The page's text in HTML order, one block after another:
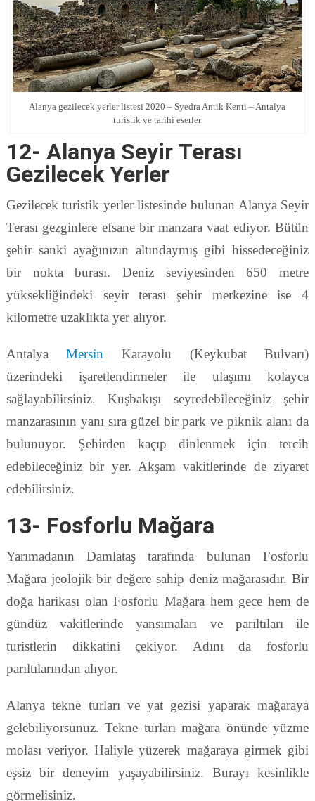
Alanya gezilecek yerler listesi 2020 – Syedra Antik Kenti – Antalya
turistik ve tarihi eserler
12- Alanya Seyir Terası
Gezilecek Yerler
Gezilecek turistik yerler listesinde bulunan Alanya Seyir
Terası gezginlere efsane bir manzara vaat ediyor. Bütün
şehir sanki ayağınızın altındaymış gibi hissedeceğiniz
bir nokta burası. Deniz seviyesinden 650 metre
yüksekliğindeki seyir terası şehir merkezine ise 4
kilometre uzaklıkta yer alıyor.
AntalyaMersin Karayolu (Keykubat Bulvarı)
üzerindeki işaretlendirmeler ile ulaşımı kolayca
sağlayabilirsiniz. Kuşbakışı seyredebileceğiniz şehir
manzarasının yanı sıra güzel bir park ve piknik alanı da
bulunuyor. Şehirden kaçıp dinlenmek için tercih
edebileceğiniz bir yer. Akşam vakitlerinde de ziyaret
edebilirsiniz.
13- Fosforlu Mağara
Yarımadanın Damlataş tarafında bulunan Fosforlu
Mağara jeolojik bir değere sahip deniz mağarasıdır. Bir
doğa harikası olan Fosforlu Mağara hem gece hem de
gündüz vakitlerinde yansımaları ve parıltıları ile
turistlerin dikkatini çekiyor. Adını da fosforlu
parıltılarından alıyor.
Alanya tekne turları ve yat gezisi yaparak mağaraya
gelebiliyorsunuz. Tekne turları mağara önünde yüzme
molası veriyor. Haliyle yüzerek mağaraya girmek gibi
eşsiz bir deneyim yaşayabilirsiniz. Burayı kesinlikle
görmelisiniz.